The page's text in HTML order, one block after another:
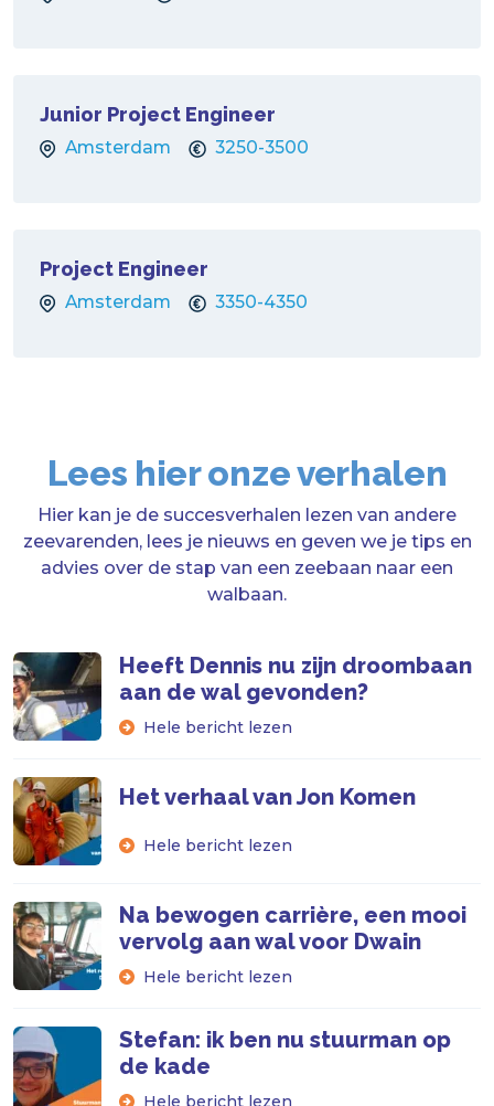
Junior Project Engineer
Amsterdam 3250-3500
Project Engineer
Amsterdam 3350-4350
Lees hier onze verhalen
Hier kan je de succesverhalen lezen van andere
zeevarenden, lees je nieuws en geven we je tips en
advies over de stap van een zeebaan naar een
walbaan.
Heeft Dennis nu zijn droombaan
aan de wal gevonden?
Hele bericht lezen
Het verhaal van Jon Komen
Hele bericht lezen
Na bewogen carrière, een mooi
vervolg aan wal voor Dwain
Hele bericht lezen
Stefan: ik ben nu stuurman op
de kade
Hele bericht lezen